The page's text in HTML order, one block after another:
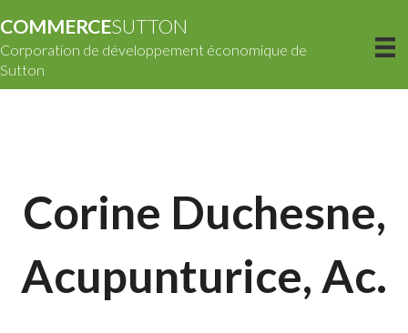
COMMERCESUTTON
Corporation de développement économique de
Sutton
Corine Duchesne,
Acupunturice, Ac.